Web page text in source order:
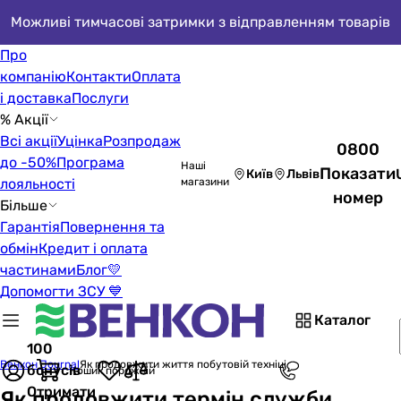
Можливі тимчасові затримки з відправленням товарів
Про
компаніюКонтактиОплата
і доставкаПослуги
% Акції
Всі акціїУцінкаРозпродаж
до -50%Програма
лояльності
Більше
ГарантіяПовернення та
обмінКредит і оплата
частинамиБлог💛
Допомогти ЗСУ 💙
Наші
магазини
Київ Львів
0800
Показати
номер
Каталог
100
бонусів
Отримати
Кошик порожній
Венкон JournalЯк продовжити життя побутовій техніці